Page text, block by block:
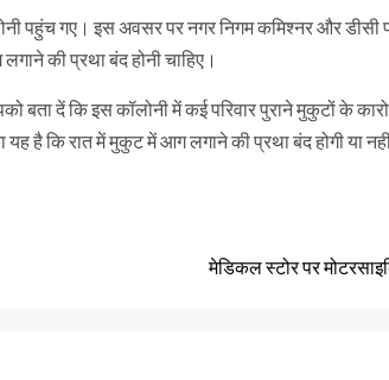
पहुंच गए। इस अवसर पर नगर निगम कमिश्नर और डीसी
की प्रथा बंद होनी चाहिए।
बता दें कि इस कॉलोनी में कई परिवार पुराने मुकुटों के
है कि रात में मुकुट में आग लगाने की प्रथा बंद होगी या
मेडिकल स्टोर पर